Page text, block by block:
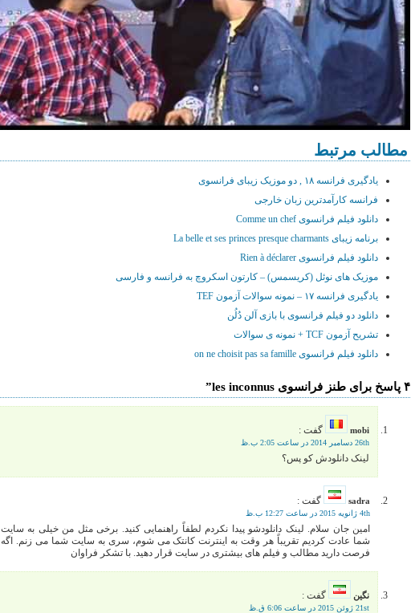
مطالب مرتبط
یادگیری فرانسه ۱۸ , دو موزیک زیبای فرانسوی
فرانسه کارآمدترین زبان خارجی
دانلود فیلم فرانسوی Comme un chef
برنامه زیبای La belle et ses princes presque charmants
دانلود فیلم فرانسوی Rien à déclarer
موزیک های نوئل (کریسمس) – کارتون اسکروچ به فرانسه و فارسی
یادگیری فرانسه ۱۷ – نمونه سوالات آزمون TEF
دانلود دو فیلم فرانسوی با بازی آلن دُلُن
تشریح آزمون TCF + نمونه ی سوالات
دانلود فیلم فرانسوی on ne choisit pas sa famille
۴ پاسخ برای طنز فرانسوی les inconnus”
mobi گفت :
26th دسامبر 2014 در ساعت 2:05 ب.ظ
لینک دانلودش کو پس؟
sadra گفت :
4th ژانویه 2015 در ساعت 12:27 ب.ظ
امین جان سلام. لینک دانلودشو پیدا نکردم لطفاً راهنمایی کنید. برخی مثل من خیلی به سایت
شما عادت کردیم تقریباً هر وقت به اینترنت کانتک می شوم، سری به سایت شما می زنم. اگه
فرصت دارید مطالب و فیلم های بیشتری در سایت قرار دهید. با تشکر فراوان
نگین گفت :
21st ژوئن 2015 در ساعت 6:06 ق.ظ